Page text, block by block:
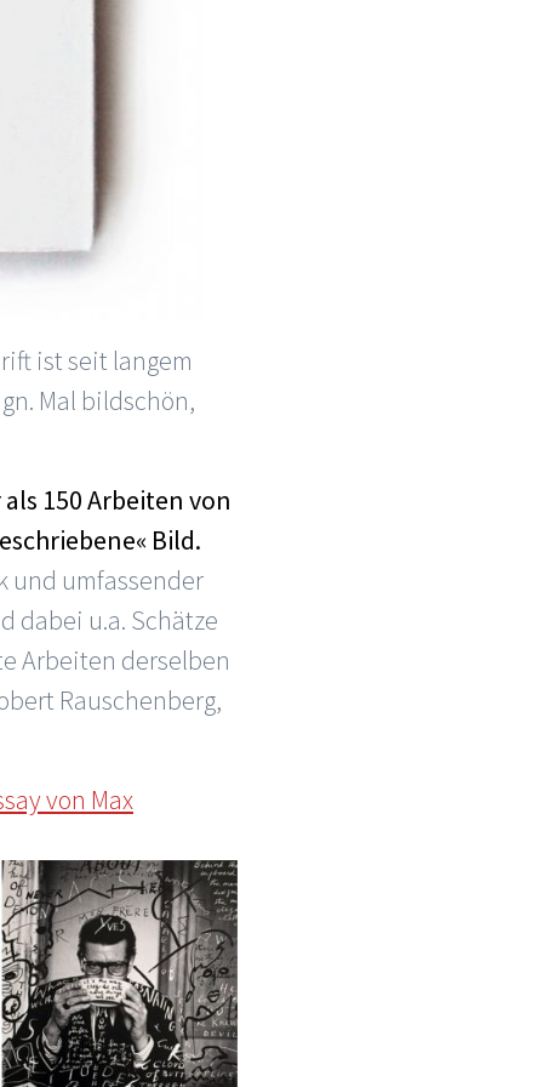
ist seit langem
Mal bildschön,
150 Arbeiten von
Bild.
und umfassender
dabei u.a. Schätze
Arbeiten derselben
Rauschenberg,
von Max